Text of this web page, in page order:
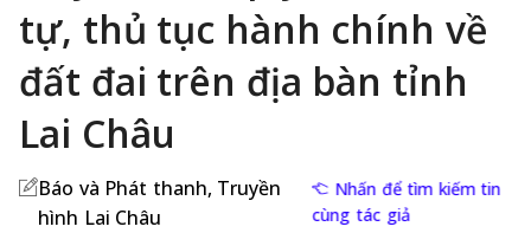
tự, thủ tục hành chính về
đất đai trên địa bàn tỉnh
Lai Châu
Báo và Phát thanh, Truyền
hình Lai Châu
Nhấn để tìm kiếm tin
cùng tác giả